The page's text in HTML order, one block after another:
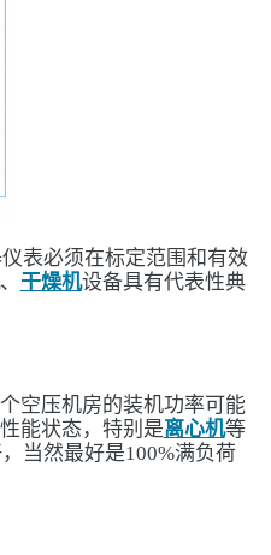
表必须在标定范围和有效
、 干燥机设备具有代表性典
空压机房的装机功率可能
能状态，特别是离心机等
当然最好是100%满负荷